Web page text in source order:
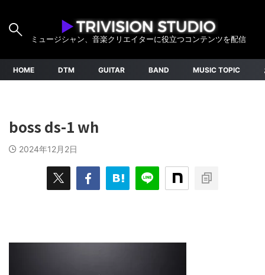
ミュージシャン、音楽クリエイターに役立つコンテンツを配信
HOME DTM GUITAR BAND MUSIC TOPIC
boss ds-1 wh
2024年12月2日